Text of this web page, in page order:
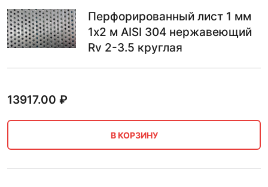
Перфорированный лист 1 мм
1х2 м AISI 304 нержавеющий
Rv 2-3.5 круглая
13917.00 ₽
В КОРЗИНУ